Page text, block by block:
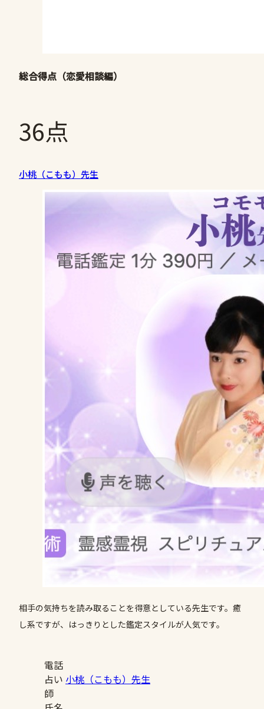
総合得点（恋愛相談編）
36点
小桃（こもも）先生
相手の気持ちを読み取ることを得意としている先生です。癒
し系ですが、はっきりとした鑑定スタイルが人気です。
電話
占い
師
小桃（こもも）先生